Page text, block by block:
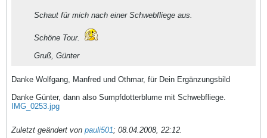
Schaut für mich nach einer Schwebfliege aus.
Schöne Tour.
Gruß, Günter
Danke Wolfgang, Manfred und Othmar, für Dein Ergänzungsbild
Danke Günter, dann also Sumpfdotterblume mit Schwebfliege.
IMG_0253.jpg
Zuletzt geändert von pauli501; 08.04.2008, 22:12.